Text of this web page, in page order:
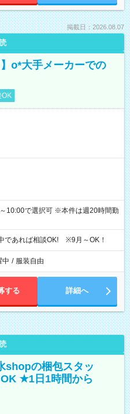
掲載日：2026.08.07
o*大手メーカーでの
OK
10:00で選択可 ※本件は週20時間勤
あれば相談OK! ※9月～OK！
中 / 服装自由
する 詳細へ
shopの梱包スタッ
★1日1時間から